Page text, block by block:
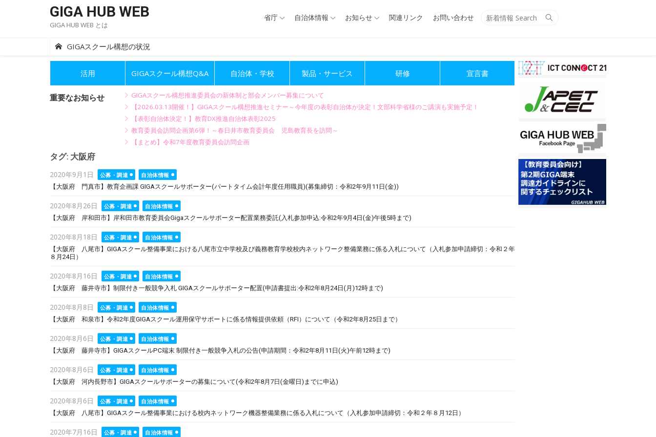
GIGA HUB WEB
GIGA HUB WEB とは
Search
省庁 自治体情報 お知らせ 関連リンク お問い合わせ
GIGAスクール構想の状況
活用 GIGAスクール構想Q&A 自治体・学校 製品・サービス 研修 宣言書
重要なお知らせ
GIGAスクール構想推進委員会の新体制と部会メンバー募集について
【2026.03.13開催！】GIGAスクール構想推進セミナー～今年度の表彰自治体が決定！文部科学省様のご講演も実施予定！
【表彰自治体決定！】教育DX推進自治体表彰2025
教育委員会訪問企画第6弾！～春日井市教育委員会 児島教育長を訪問～
【まとめ】令和7年度教育委員会訪問企画
タグ: 大阪府
Posted
on
2020年9月1日 公募・調達
自治体情報
【大阪府 門真市】教育企画課 GIGAスクールサポーター(パートタイム会計年度任用職員)(募集締切：令和2年9月11日(金))
Posted
on
2020年8月26日 公募・調達
自治体情報
【大阪府 岸和田市】岸和田市教育委員会Gigaスクールサポーター配置業務委託(入札参加申込:令和2年9月4日(金)午後5時まで)
Posted
on
2020年8月18日 公募・調達
自治体情報
【大阪府 八尾市】GIGAスクール整備事業における八尾市立中学校及び義務教育学校校内ネットワーク整備業務に係る入札について（入札参加申請締切：令和２年
８月24日）
Posted
on
2020年8月16日 公募・調達
自治体情報
【大阪府 藤井寺市】制限付き一般競争入札 GIGAスクールサポーター配置(申請書提出:令和2年8月24日(月)12時まで)
Posted
on
2020年8月8日 公募・調達
自治体情報
【大阪府 和泉市】令和2年度GIGAスクール運用保守サポートに係る情報提供依頼（RFI）について（令和2年8月25日まで）
Posted
on
2020年8月6日 公募・調達
自治体情報
【大阪府 藤井寺市】GIGAスクールPC端末 制限付き一般競争入札の公告(申請期間：令和2年8月11日(火)午前12時まで)
Posted
on
2020年8月6日 公募・調達
自治体情報
【大阪府 河内長野市】GIGAスクールサポーターの募集について(令和2年8月7日(金曜日)までに申込)
Posted
on
2020年8月6日 公募・調達
自治体情報
【大阪府 八尾市】GIGAスクール整備事業における校内ネットワーク機器整備業務に係る入札について（入札参加申請締切：令和２年８月12日）
Posted
2020年7月16日 公募・調達 自治体情報